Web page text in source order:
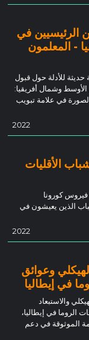
الرئيسيين في
- المعلمون
للأدلة حول قبول
وشمال أفريقيا:
في علامة تبويب
2022
بين شباب الأقليات
كورونا
الذين يعيشون في
2022
وعوائق
والاستبعاد
كوفيد-19 بين مجتمعات الروما في إيطاليا،
الموثوقة في دعم